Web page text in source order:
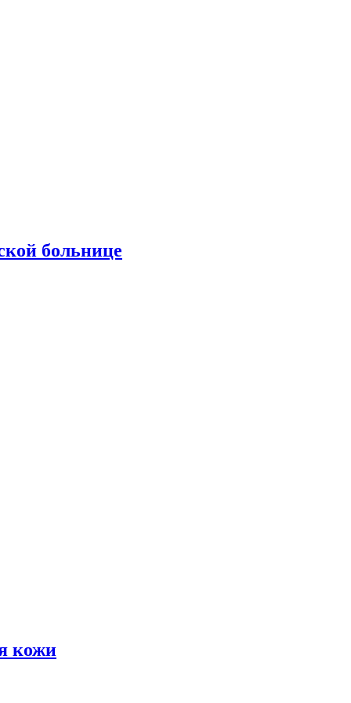
больнице
кожи